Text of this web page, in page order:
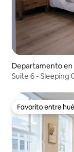
Departamento en
Suite 6 - Sleeping
Favorito entre
Favorito entre